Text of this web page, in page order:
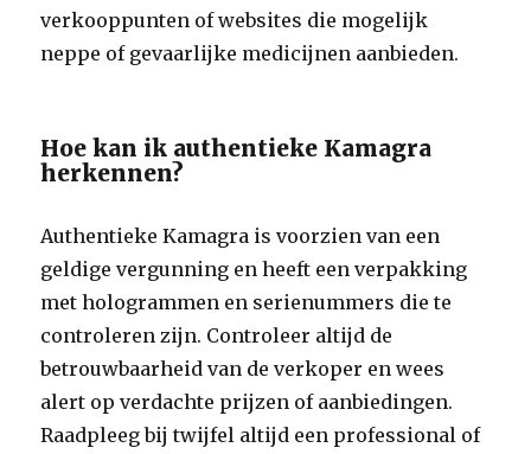
verkooppunten of websites die mogelijk
neppe of gevaarlijke medicijnen aanbieden.
Hoe kan ik authentieke Kamagra
herkennen?
Authentieke Kamagra is voorzien van een
geldige vergunning en heeft een verpakking
met hologrammen en serienummers die te
controleren zijn. Controleer altijd de
betrouwbaarheid van de verkoper en wees
alert op verdachte prijzen of aanbiedingen.
Raadpleeg bij twijfel altijd een professional of